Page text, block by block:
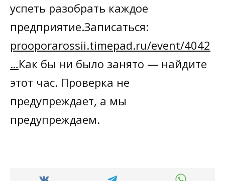
успеть разобрать каждое
предприятие.Записаться:
prooporarossii.timepad.ru/event/4042
…Как бы ни было занято — найдите
этот час. Проверка не
предупреждает, а мы
предупреждаем.